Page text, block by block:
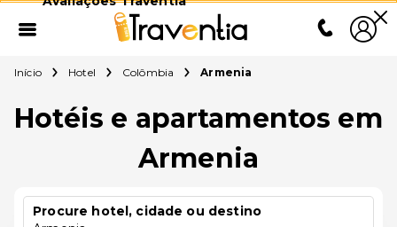
Início Hotel Colômbia Armenia
Hotéis e apartamentos em
Armenia
Procure hotel, cidade ou destino